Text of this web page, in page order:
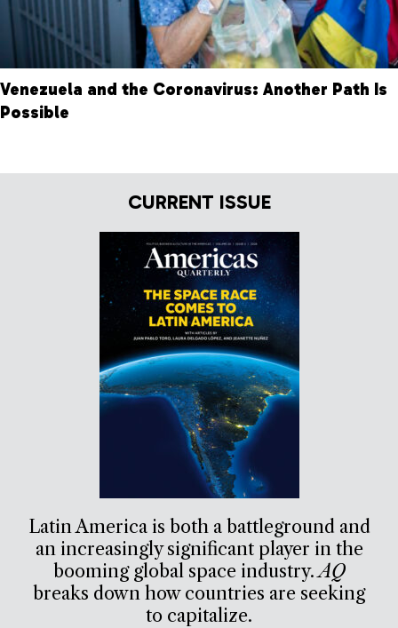
Venezuela and the Coronavirus: Another Path Is
Possible
CURRENT ISSUE
Latin America is both a battleground and
an increasingly significant player in the
booming global space industry.AQ
breaks down how countries are seeking
to capitalize.